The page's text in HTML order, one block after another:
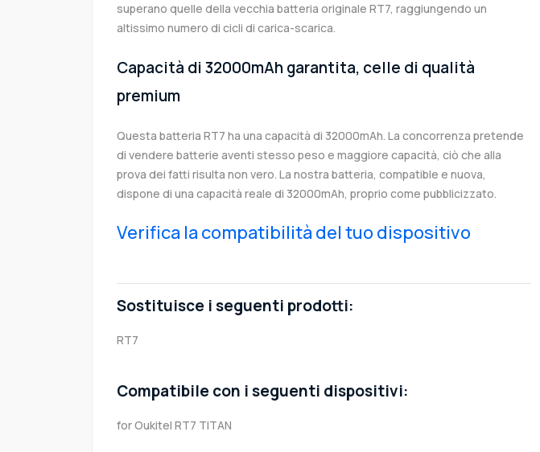
superano quelle della vecchia batteria originale RT7, raggiungendo un
altissimo numero di cicli di carica-scarica.
Capacità di 32000mAh garantita, celle di qualità
premium
Questa batteria RT7 ha una capacità di 32000mAh. La concorrenza pretende
di vendere batterie aventi stesso peso e maggiore capacità, ciò che alla
prova dei fatti risulta non vero. La nostra batteria, compatible e nuova,
dispone di una capacità reale di 32000mAh, proprio come pubblicizzato.
Verifica la compatibilità del tuo dispositivo
Sostituisce i seguenti prodotti:
RT7
Compatibile con i seguenti dispositivi:
for Oukitel RT7 TITAN